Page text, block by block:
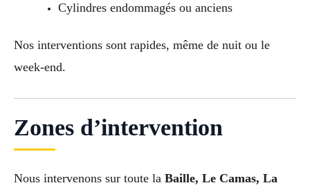
Cylindres endommagés ou anciens
Nos interventions sont rapides, même de nuit ou le
week-end.
Zones d’intervention
Nous intervenons sur toute la Baille, Le Camas, La